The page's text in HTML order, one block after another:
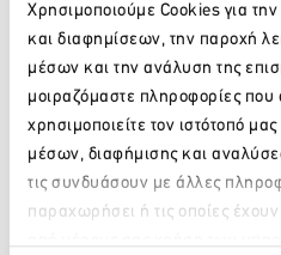
Χρησιμοποιούμε Cookies για
και διαφημίσεων, την παροχή
μέσων και την ανάλυση της
μοιραζόμαστε πληροφορίες
χρησιμοποιείτε τον ιστότοπό
μέσων, διαφήμισης και
τις συνδυάσουν με άλλες
παραχωρήσει ή τις οποίες